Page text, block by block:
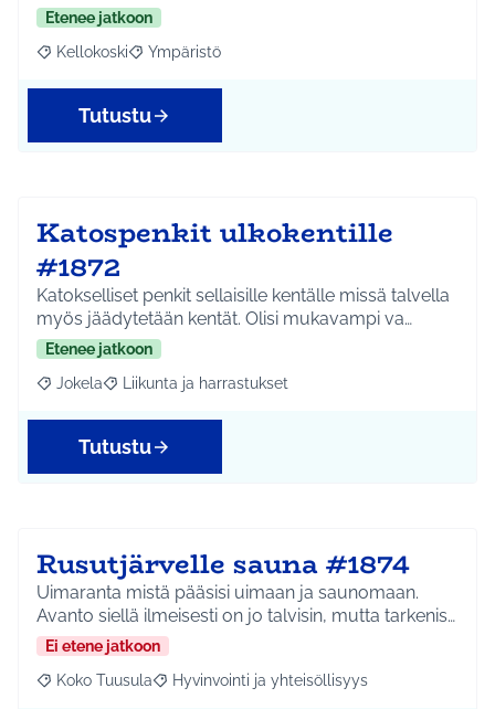
Etenee jatkoon
Rajaa tulokset aihepiirin mukaan: Kellokoski
Kellokoski Rajaa tulokset teeman mukaan: Ympäristö
Ympäristö
Tutustu
Katospenkit ulkokentille
#1872
Katokselliset penkit sellaisille kentälle missä talvella
myös jäädytetään kentät. Olisi mukavampi va…
Etenee jatkoon
Rajaa tulokset aihepiirin mukaan: Jokela
Jokela Rajaa tulokset teeman mukaan: Liikunta ja
Liikunta ja harrastukset
Tutustu
Rusutjärvelle sauna #1874
Uimaranta mistä pääsisi uimaan ja saunomaan.
Avanto siellä ilmeisesti on jo talvisin, mutta tarkenis…
Ei etene jatkoon
Rajaa tulokset aihepiirin mukaan: Koko Tuusula
Koko Tuusula Rajaa tulokset teeman mukaan: Hyvinvointi ja
Hyvinvointi ja yhteisöllisyys